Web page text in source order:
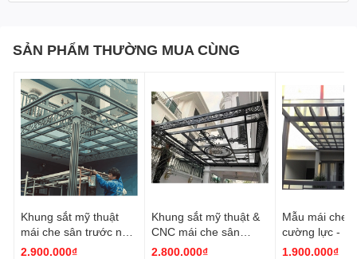
SẢN PHẨM THƯỜNG MUA CÙNG
Khung sắt mỹ thuật
mái che sân trước nhà
- Kinh cường lực -
2.900.000₫
Khung sắt mỹ thuật &
CNC mái che sân
trước nhà, sận thượng
2.800.000₫
Mẫu mái che
cường lực -
1.900.000₫